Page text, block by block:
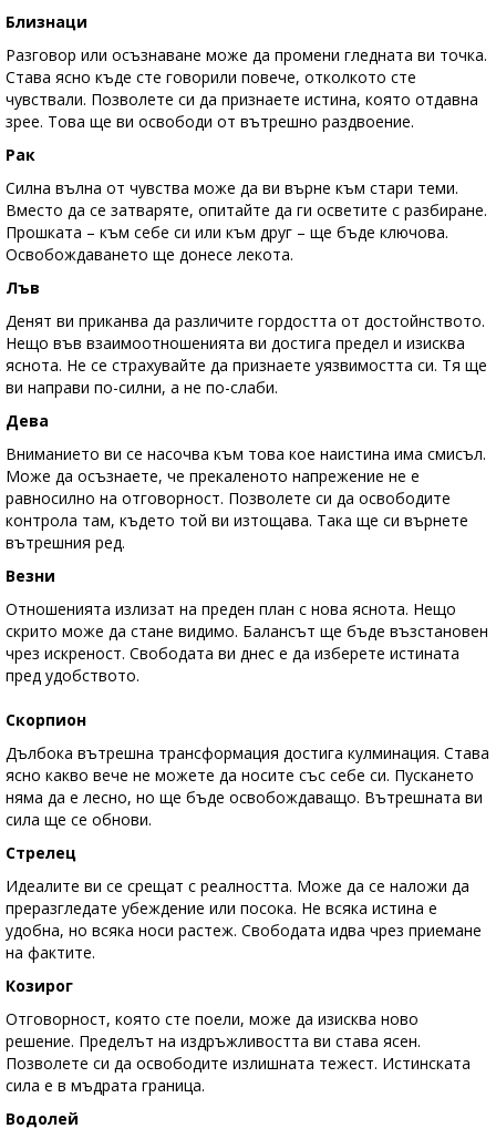
Близнаци
Разговор или осъзнаване може да промени гледната ви точка.
Става ясно къде сте говорили повече, отколкото сте
чувствали. Позволете си да признаете истина, която отдавна
зрее. Това ще ви освободи от вътрешно раздвоение.
Рак
Силна вълна от чувства може да ви върне към стари теми.
Вместо да се затваряте, опитайте да ги осветите с разбиране.
Прошката – към себе си или към друг – ще бъде ключова.
Освобождаването ще донесе лекота.
Лъв
Денят ви приканва да различите гордостта от достойнството.
Нещо във взаимоотношенията ви достига предел и изисква
яснота. Не се страхувайте да признаете уязвимостта си. Тя ще
ви направи по-силни, а не по-слаби.
Дева
Вниманието ви се насочва към това кое наистина има смисъл.
Може да осъзнаете, че прекаленото напрежение не е
равносилно на отговорност. Позволете си да освободите
контрола там, където той ви изтощава. Така ще си върнете
вътрешния ред.
Везни
Отношенията излизат на преден план с нова яснота. Нещо
скрито може да стане видимо. Балансът ще бъде възстановен
чрез искреност. Свободата ви днес е да изберете истината
пред удобството.
Скорпион
Дълбока вътрешна трансформация достига кулминация. Става
ясно какво вече не можете да носите със себе си. Пускането
няма да е лесно, но ще бъде освобождаващо. Вътрешната ви
сила ще се обнови.
Стрелец
Идеалите ви се срещат с реалността. Може да се наложи да
преразгледате убеждение или посока. Не всяка истина е
удобна, но всяка носи растеж. Свободата идва чрез приемане
на фактите.
Козирог
Отговорност, която сте поели, може да изисква ново
решение. Пределът на издръжливостта ви става ясен.
Позволете си да освободите излишната тежест. Истинската
сила е в мъдрата граница.
Водолей